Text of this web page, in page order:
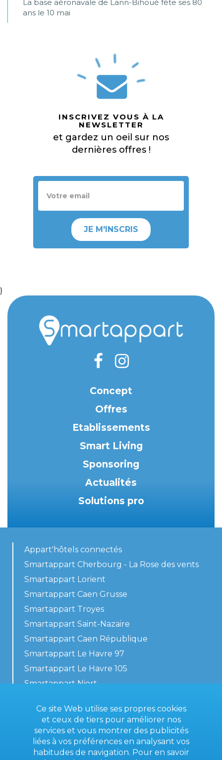
La base aéronavale de Lann-Bihoué fête ses 80
ans le 10 mai
INSCRIVEZ VOUS À LA
NEWSLETTER
et gardez un oeil sur nos
dernières offres !
JE M'INSCRIS
}
Concept
Offres
Etablissements
Smart Living
Sponsoring
Actualités
Solutions pro
Appart'hôtels connectés
Smartappart Cherbourg - La Rose des vents
Smartappart Lorient
Smartappart Caen Grusse
Smartappart Troyes
Smartappart Saint-Nazaire
Smartappart Caen République
Smartappart Le Havre 97
Smartappart Le Havre 105
Smartappart Niort
Contactez-nous
Ce site Web utilise ses propres cookies
et ceux de tiers pour améliorer nos
services et vous montrer des publicités
liées à vos préférences en analysant vos
habitudes de navigation. Pour en savoir